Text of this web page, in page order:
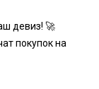
девиз! 🚀
покупок на